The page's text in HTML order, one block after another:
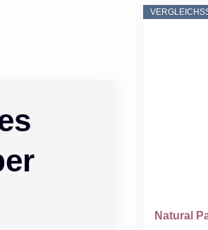
Natural